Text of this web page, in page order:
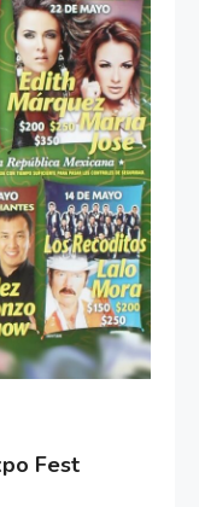
Fest